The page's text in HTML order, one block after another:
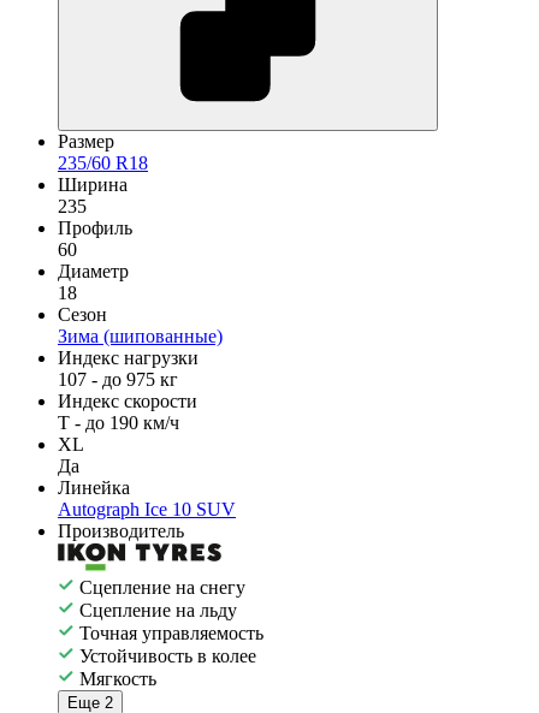
Размер
235/60 R18
Ширина
235
Профиль
60
Диаметр
18
Сезон
Зима (шипованные)
Индекс нагрузки
107 - до 975 кг
Индекс скорости
T - до 190 км/ч
XL
Да
Линейка
Autograph Ice 10 SUV
Производитель
Сцепление на снегу
Сцепление на льду
Точная управляемость
Устойчивость в колее
Мягкость
Еще 2